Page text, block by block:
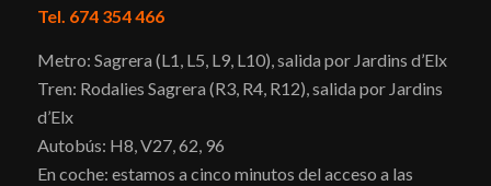
Tel. 674 354 466
Metro: Sagrera (L1, L5, L9, L10), salida por Jardins d’Elx
Tren: Rodalies Sagrera (R3, R4, R12), salida por Jardins
d’Elx
Autobús: H8, V27, 62, 96
En coche: estamos a cinco minutos del acceso a las